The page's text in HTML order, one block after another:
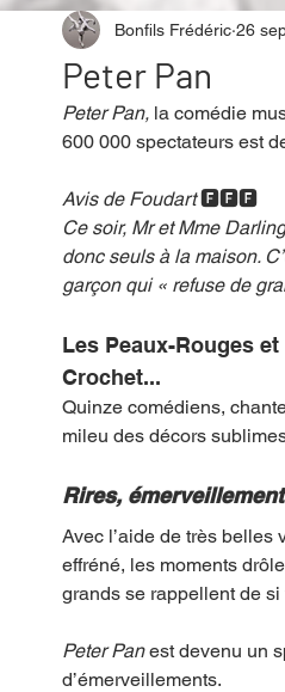
Idées Sorties Idée de
Performance Rire
Événement Validé par Romane.
Peter Pan
Bonfils Frédéric 26
Peter Pan, la comédie
600 000 spectateurs est
Avis de Foudart 🅵🅵🅵
Ce soir, Mr et Mme
donc seuls à la maison.
garçon qui « refuse de
Les Peaux-Rouges
Crochet...
Quinze comédiens,
mileu des décors
Rires,
Avec l’aide de très belles
effréné, les moments
grands se rappellent de
Peter Pan est devenu un
d’émerveillements.